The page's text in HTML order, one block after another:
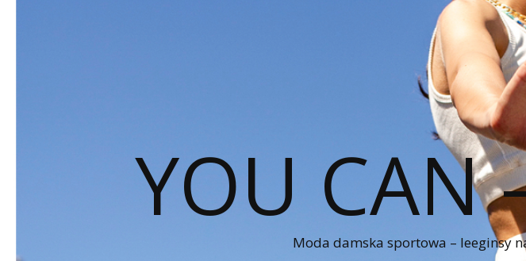
YOU CAN
Moda damska sportowa – leeginsy